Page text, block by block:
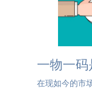
一物一码
在现如今的市